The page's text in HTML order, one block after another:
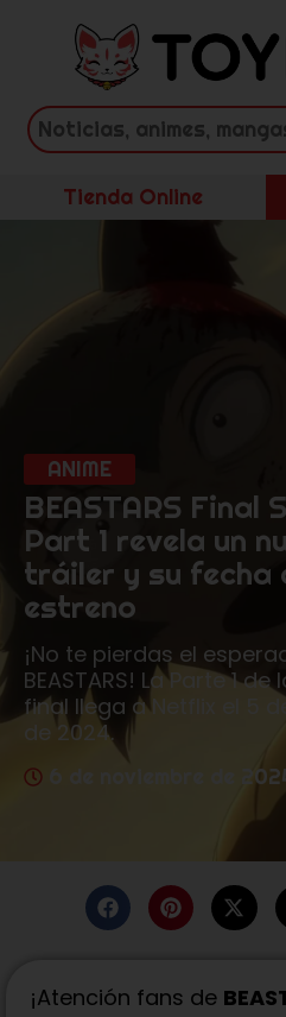
Tienda Online
ANIME
BEASTARS Final
Part 1 revela un
tráiler y su fecha
estreno
¡No te pierdas el
BEASTARS! La Parte 1
final llega a Netflix el 5
de 2024.
6 de noviembre de
¡Atención fans de